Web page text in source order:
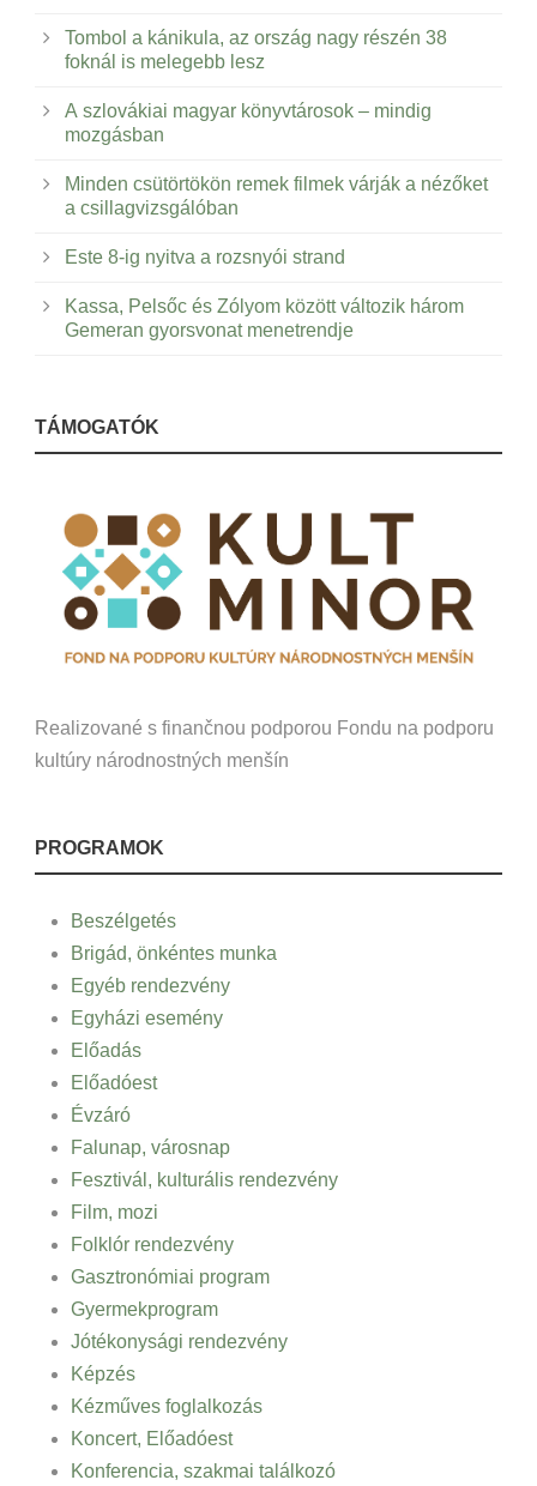
Tombol a kánikula, az ország nagy részén 38
foknál is melegebb lesz
A szlovákiai magyar könyvtárosok – mindig
mozgásban
Minden csütörtökön remek filmek várják a nézőket
a csillagvizsgálóban
Este 8-ig nyitva a rozsnyói strand
Kassa, Pelsőc és Zólyom között változik három
Gemeran gyorsvonat menetrendje
TÁMOGATÓK
Realizované s finančnou podporou Fondu na podporu
kultúry národnostných menšín
PROGRAMOK
Beszélgetés
Brigád, önkéntes munka
Egyéb rendezvény
Egyházi esemény
Előadás
Előadóest
Évzáró
Falunap, városnap
Fesztivál, kulturális rendezvény
Film, mozi
Folklór rendezvény
Gasztronómiai program
Gyermekprogram
Jótékonysági rendezvény
Képzés
Kézműves foglalkozás
Koncert, Előadóest
Konferencia, szakmai találkozó